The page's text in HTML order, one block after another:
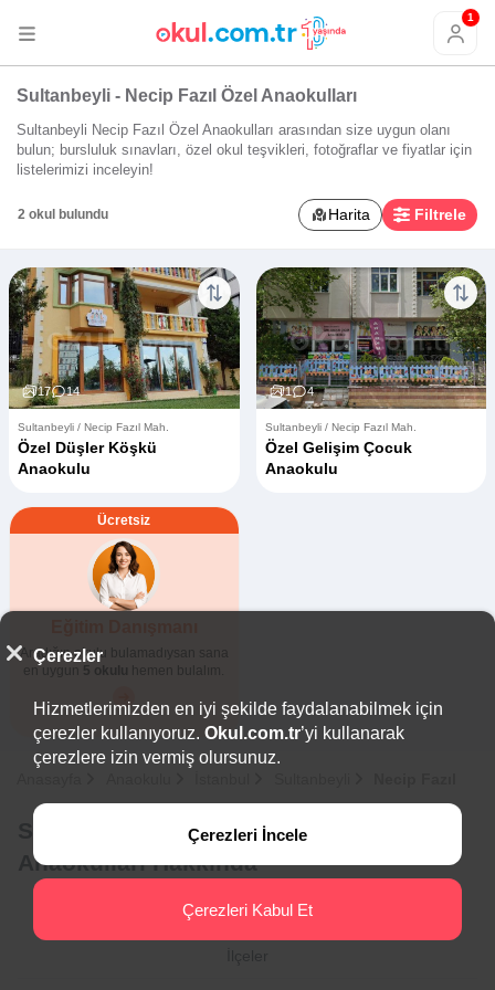
1
Sultanbeyli - Necip Fazıl Özel Anaokulları
Sultanbeyli Necip Fazıl Özel Anaokulları arasından size uygun olanı
bulun; bursluluk sınavları, özel okul teşvikleri, fotoğraflar ve fiyatlar için
listelerimizi inceleyin!
2 okul bulundu Harita Filtrele
17 14
Sultanbeyli / Necip Fazıl Mah.
Özel Düşler Köşkü
Anaokulu
1 4
Sultanbeyli / Necip Fazıl Mah.
Özel Gelişim Çocuk
Anaokulu
Ücretsiz
Aradığın okulu bulamadıysan sana
en uygun 5 okulu hemen bulalım.
Sultanbeyli - Necip Fazıl Özel
Anaokulları Hakkında
Çerezler
Hizmetlerimizden en iyi şekilde faydalanabilmek için
çerezler kullanıyoruz. Okul.com.tr’yi kullanarak
çerezlere izin vermiş olursunuz.
Çerezleri İncele
Çerezleri Kabul Et